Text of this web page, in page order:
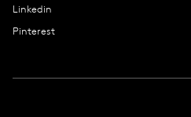
Linkedin
Pinterest